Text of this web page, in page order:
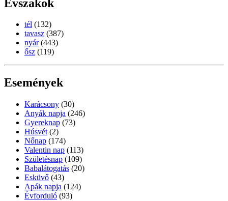
Évszakok
tél (132)
tavasz (387)
nyár (443)
ősz (119)
Események
Karácsony (30)
Anyák napja (246)
Gyereknap (73)
Húsvét (2)
Nőnap (174)
Valentin nap (113)
Születésnap (109)
Babalátogatás (20)
Esküvő (43)
Apák napja (124)
Évforduló (93)